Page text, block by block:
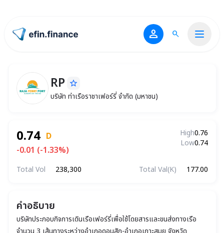
ไปหน้าแรก person search
RP บริษัท ท่าเรือราชาเฟอร์รี่ จำกัด (มหาชน)
RP star_border
บริษัท ท่าเรือราชาเฟอร์รี่ จำกัด (มหาชน)
0.74 D
-0.01 (-1.33%)
High0.76
Low0.74
Total Vol 238,300 Total Val(K) 177.00
คำอธิบาย
บริษัทประกอบกิจการเดินเรือเฟอร์รี่เพื่อใช้โดยสารและขนส่งทางเรือ